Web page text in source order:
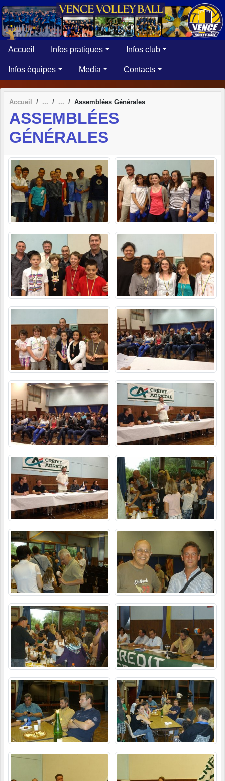
Accueil Infos pratiques Infos club
Infos équipes Media Contacts
Accueil Assemblées Générales
ASSEMBLÉES
GÉNÉRALES
Panneau de gestion des cookies